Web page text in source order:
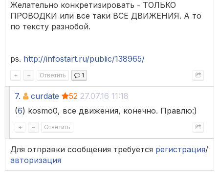
Желательно конкретизировать - ТОЛЬКО
ПРОВОДКИ или все таки ВСЕ ДВИЖЕНИЯ. А то
по тексту разнобой.
ps. http://infostart.ru/public/138965/
+ – Ответить 1
7. curdate 52 27.07.16 11:18
(6) kosmo0, все движения, конечно. Правлю:)
+ – Ответить
Для отправки сообщения требуется регистрация/
авторизация